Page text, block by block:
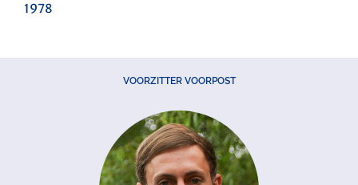
1978
VOORZITTER VOORPOST